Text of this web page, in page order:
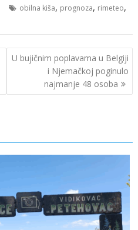
obilna kiša, prognoza, rimeteo,
U bujičnim poplavama u Belgiji
i Njemačkoj poginulo
najmanje 48 osoba